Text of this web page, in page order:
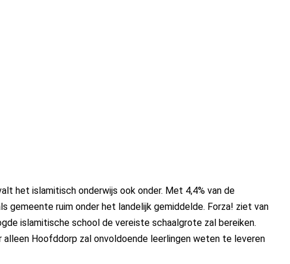
het islamitisch onderwijs ook onder. Met 4,4% van de
ruim onder het landelijk gemiddelde. Forza! ziet van
islamitische school de vereiste schaalgrote zal bereiken.
Hoofddorp zal onvoldoende leerlingen weten te leveren